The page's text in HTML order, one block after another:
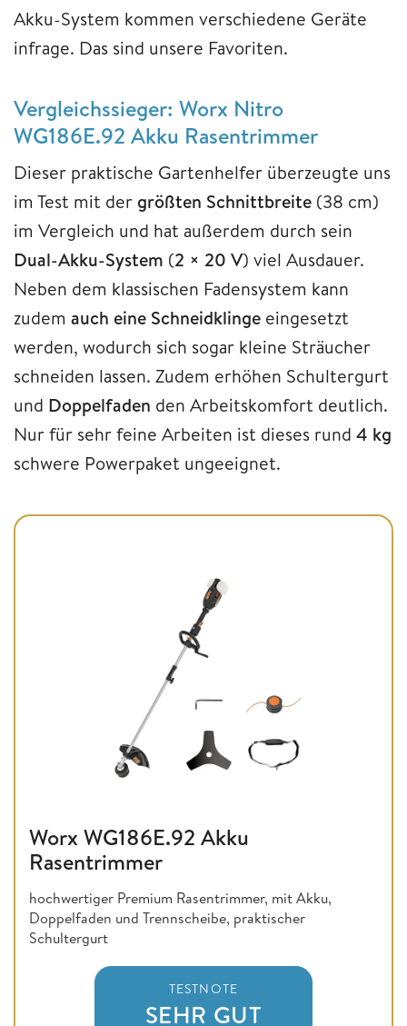
Akku-System kommen verschiedene Geräte
infrage. Das sind unsere Favoriten.
Vergleichssieger: Worx Nitro
WG186E.92 Akku Rasentrimmer
Dieser praktische Gartenhelfer überzeugte uns
im Test mit der größten Schnittbreite (38 cm)
im Vergleich und hat außerdem durch sein
Dual-Akku-System (2 × 20 V) viel Ausdauer.
Neben dem klassischen Fadensystem kann
zudem auch eine Schneidklinge eingesetzt
werden, wodurch sich sogar kleine Sträucher
schneiden lassen. Zudem erhöhen Schultergurt
und Doppelfaden den Arbeitskomfort deutlich.
Nur für sehr feine Arbeiten ist dieses rund 4 kg
schwere Powerpaket ungeeignet.
Worx WG186E.92 Akku
Rasentrimmer
hochwertiger Premium Rasentrimmer, mit Akku,
Doppelfaden und Trennscheibe, praktischer
Schultergurt
TESTNOTE
SEHR GUT